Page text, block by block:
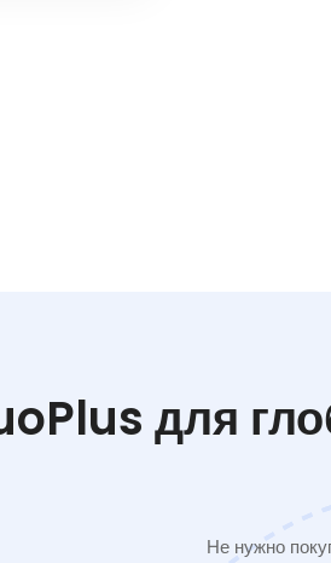
для
Не нужно